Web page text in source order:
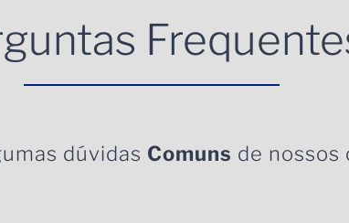
dúvidas Comuns de nossos